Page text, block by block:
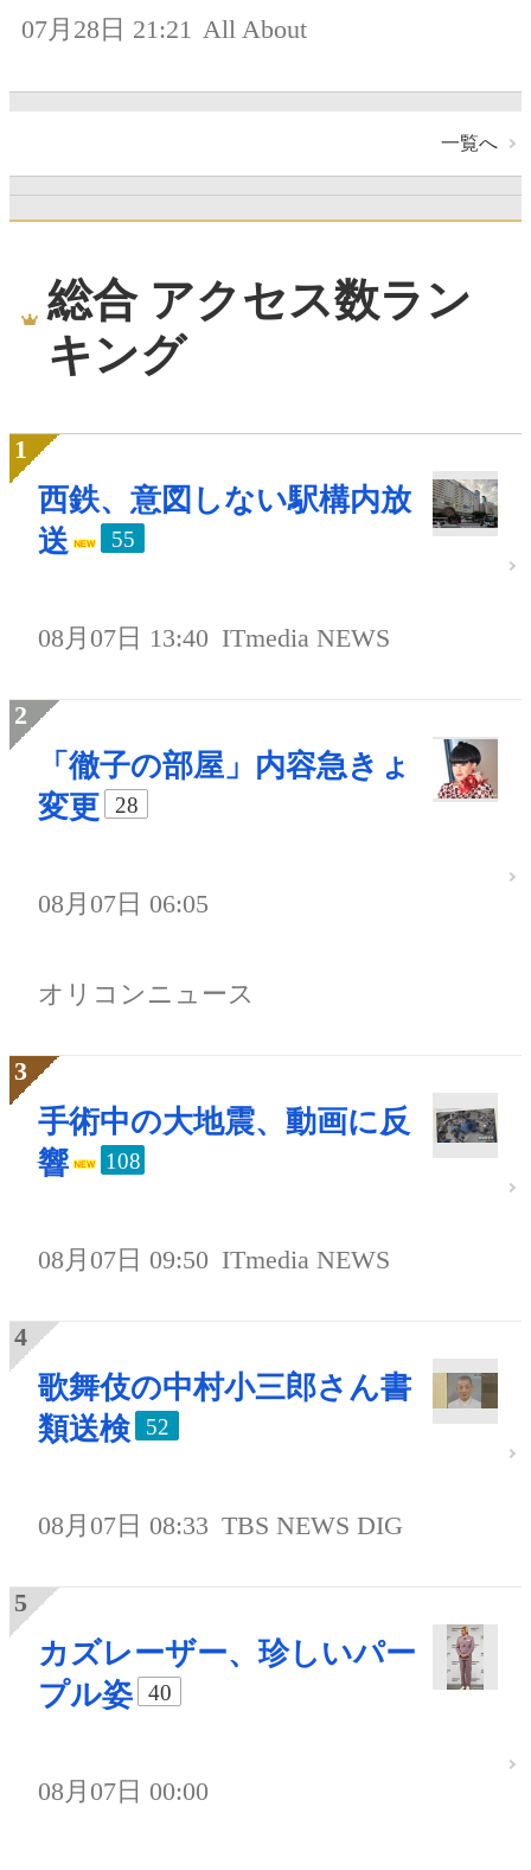
07月28日 21:21 All About
一覧へ
総合 アクセス数ラン
キング
西鉄、意図しない駅構内放
送
55
08月07日 13:40 ITmedia NEWS
「徹子の部屋」内容急きょ
変更
28
08月07日 06:05
オリコンニュース
手術中の大地震、動画に反
響
108
08月07日 09:50 ITmedia NEWS
歌舞伎の中村小三郎さん書
類送検
52
08月07日 08:33 TBS NEWS DIG
カズレーザー、珍しいパー
プル姿
40
08月07日 00:00